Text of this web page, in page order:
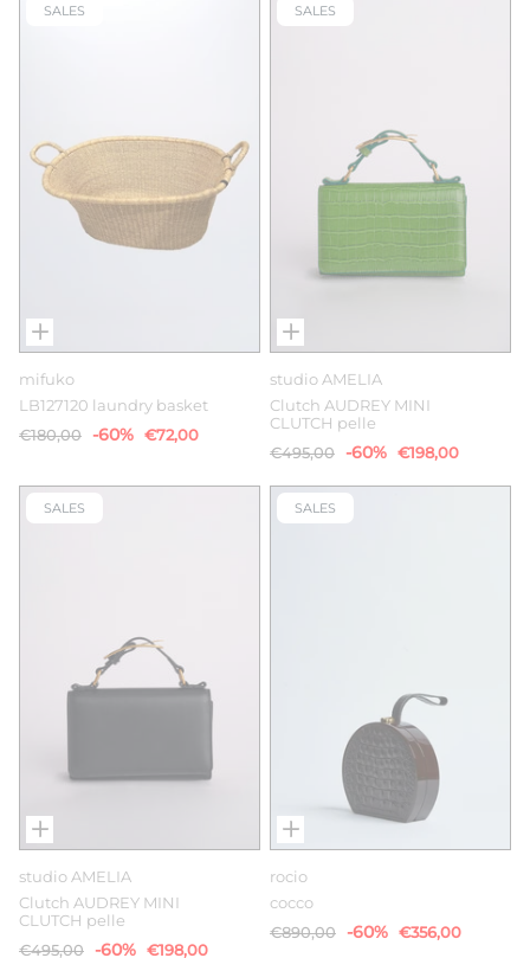
SALES
mifuko
LB127120 laundry basket
€180,00 -60% €72,00
SALES
studio AMELIA
Clutch AUDREY MINI
CLUTCH pelle
€495,00 -60% €198,00
SALES
studio AMELIA
Clutch AUDREY MINI
CLUTCH pelle
€495,00 -60% €198,00
SALES
rocio
cocco
€890,00 -60% €356,00